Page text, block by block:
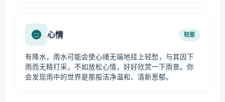
心情 较差
有降水，雨水可能会使心绪无端地挂上轻愁，与其因下
雨而无精打采，不如放松心情，好好欣赏一下雨景。你
会发现雨中的世界是那般洁净温和、清新葱郁。